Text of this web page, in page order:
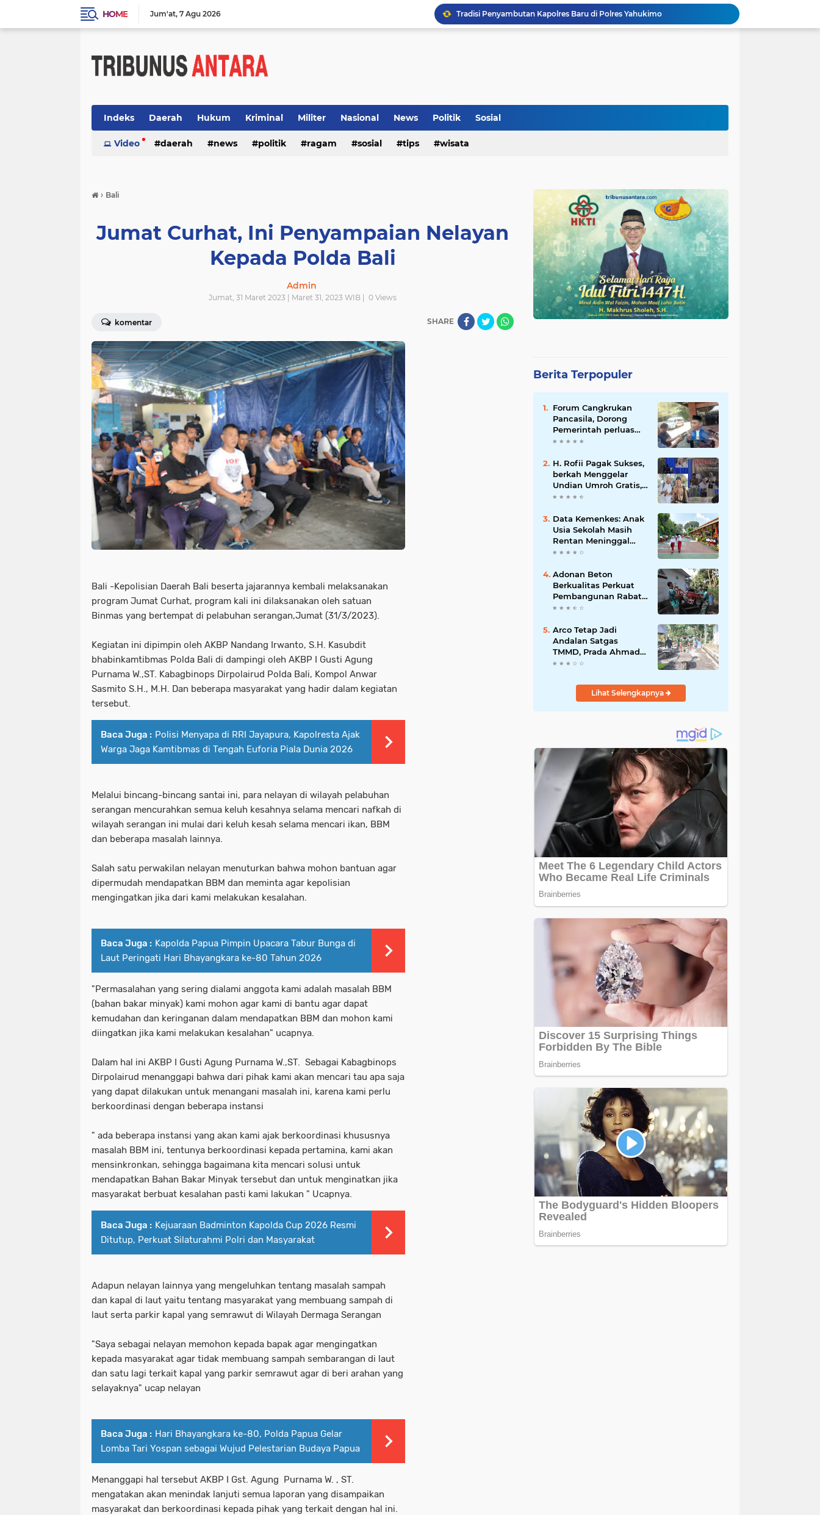
HOME Jum'at 7 Agu 2026
Tradisi Penyambutan Kapolres Baru di Polres Yahukimo
Respons Cepat Laporan Masyarakat, Satlantas Polres Pasuruan Kota Atasi Kemacetan di Exit Tol Sutojayan
Hikmah Bafaqih Wakil Ketua Komisi E DPRD Provinsi Jatim, dukung perlindungan Anak di Ponpes melalui Penerapan (SOP) di Malang Raya.
Klinik Pengobatan Vitalitas Purwakarta H.Abdulazis Atasi Impoten
Indeks Daerah Hukum Kriminal Militer Nasional News Politik Sosial
Video daerah news politik ragam sosial tips wisata
› Bali
Jumat Curhat, Ini Penyampaian Nelayan
Kepada Polda Bali
Admin
Jumat, 31 Maret 2023 | Maret 31, 2023 WIB | 0 Views
komentar SHARE
Bali -Kepolisian Daerah Bali beserta jajarannya kembali melaksanakan
program Jumat Curhat, program kali ini dilaksanakan oleh satuan
Binmas yang bertempat di pelabuhan serangan,Jumat (31/3/2023).
Kegiatan ini dipimpin oleh AKBP Nandang Irwanto, S.H. Kasubdit
bhabinkamtibmas Polda Bali di dampingi oleh AKBP I Gusti Agung
Purnama W.,ST. Kabagbinops Dirpolairud Polda Bali, Kompol Anwar
Sasmito S.H., M.H. Dan beberapa masyarakat yang hadir dalam kegiatan
tersebut.
Baca Juga : Polisi Menyapa di RRI Jayapura, Kapolresta Ajak
Warga Jaga Kamtibmas di Tengah Euforia Piala Dunia 2026
Melalui bincang-bincang santai ini, para nelayan di wilayah pelabuhan
serangan mencurahkan semua keluh kesahnya selama mencari nafkah di
wilayah serangan ini mulai dari keluh kesah selama mencari ikan, BBM
dan beberapa masalah lainnya.
Salah satu perwakilan nelayan menuturkan bahwa mohon bantuan agar
dipermudah mendapatkan BBM dan meminta agar kepolisian
mengingatkan jika dari kami melakukan kesalahan.
Baca Juga : Kapolda Papua Pimpin Upacara Tabur Bunga di
Laut Peringati Hari Bhayangkara ke-80 Tahun 2026
"Permasalahan yang sering dialami anggota kami adalah masalah BBM
(bahan bakar minyak) kami mohon agar kami di bantu agar dapat
kemudahan dan keringanan dalam mendapatkan BBM dan mohon kami
diingatkan jika kami melakukan kesalahan" ucapnya.
Dalam hal ini AKBP I Gusti Agung Purnama W.,ST. Sebagai Kabagbinops
Dirpolairud menanggapi bahwa dari pihak kami akan mencari tau apa saja
yang dapat dilakukan untuk menangani masalah ini, karena kami perlu
berkoordinasi dengan beberapa instansi
" ada beberapa instansi yang akan kami ajak berkoordinasi khususnya
masalah BBM ini, tentunya berkoordinasi kepada pertamina, kami akan
mensinkronkan, sehingga bagaimana kita mencari solusi untuk
mendapatkan Bahan Bakar Minyak tersebut dan untuk menginatkan jika
masyarakat berbuat kesalahan pasti kami lakukan " Ucapnya.
Baca Juga : Kejuaraan Badminton Kapolda Cup 2026 Resmi
Ditutup, Perkuat Silaturahmi Polri dan Masyarakat
Adapun nelayan lainnya yang mengeluhkan tentang masalah sampah
dan kapal di laut yaitu tentang masyarakat yang membuang sampah di
laut serta parkir kapal yang semrawut di Wilayah Dermaga Serangan
"Saya sebagai nelayan memohon kepada bapak agar mengingatkan
kepada masyarakat agar tidak membuang sampah sembarangan di laut
dan satu lagi terkait kapal yang parkir semrawut agar di beri arahan yang
selayaknya" ucap nelayan
Baca Juga : Hari Bhayangkara ke-80, Polda Papua Gelar
Lomba Tari Yospan sebagai Wujud Pelestarian Budaya Papua
Menanggapi hal tersebut AKBP I Gst. Agung Purnama W. , ST.
mengatakan akan menindak lanjuti semua laporan yang disampaikan
masyarakat dan berkoordinasi kepada pihak yang terkait dengan hal ini.
Berita Terpopuler
Forum Cangkrukan
Pancasila, Dorong
Pemerintah perluas
intensif Perpajakan
UMKM.
H. Rofii Pagak Sukses,
berkah Menggelar
Undian Umroh Gratis,
Wujud Kepedulian
Data Kemenkes: Anak
Usia Sekolah Masih
Rentan Meninggal
Akibat DBD
Adonan Beton
Berkualitas Perkuat
Pembangunan Rabat
Jalan TMMD ke-129 di
Arco Tetap Jadi
Andalan Satgas
TMMD, Prada Ahmad
Afandi Percepat
Pengecoran
Lihat Selengkapnya